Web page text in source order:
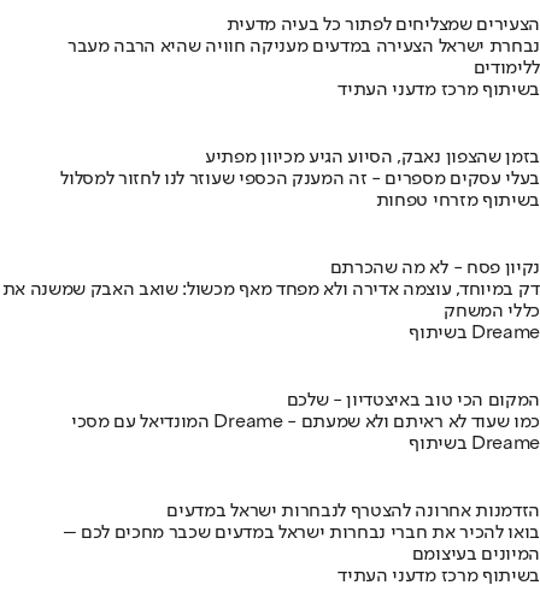
הצעירים שמצליחים לפתור כל בעיה מדעית
נבחרת ישראל הצעירה במדעים מעניקה חוויה שהיא הרבה מעבר
ללימודים
בשיתוף מרכז מדעני העתיד
בזמן שהצפון נאבק, הסיוע הגיע מכיוון מפתיע
בעלי עסקים מספרים - זה המענק הכספי שעוזר לנו לחזור למסלול
בשיתוף מזרחי טפחות
נקיון פסח - לא מה שהכרתם
דק במיוחד, עוצמה אדירה ולא מפחד מאף מכשול: שואב האבק שמשנה את
כללי המשחק
בשיתוף Dreame
המקום הכי טוב באיצטדיון - שלכם
המונדיאל עם מסכי Dreame - כמו שעוד לא ראיתם ולא שמעתם
בשיתוף Dreame
הזדמנות אחרונה להצטרף לנבחרות ישראל במדעים
בואו להכיר את חברי נבחרות ישראל במדעים שכבר מחכים לכם –
המיונים בעיצומם
בשיתוף מרכז מדעני העתיד